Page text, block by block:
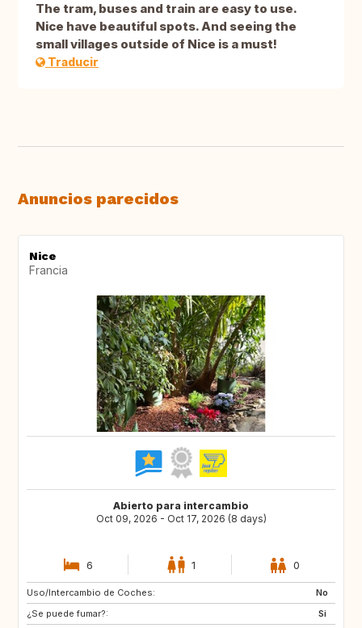
The tram, buses and train are easy to use.
Nice have beautiful spots. And seeing the
small villages outside of Nice is a must!
Traducir
Anuncios parecidos
Nice
Francia
Abierto para intercambio
Oct 09, 2026 - Oct 17, 2026 (8 days)
6 1 0
Uso/Intercambio de Coches:
No
¿Se puede fumar?:
Si
ZA
IT